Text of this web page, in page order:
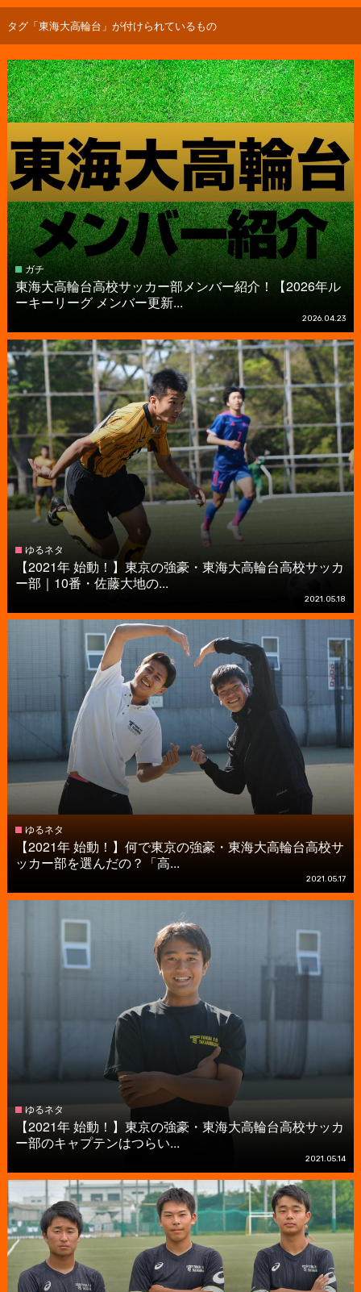
タグ「東海大高輪台」が付けられているもの
ガチ
東海大高輪台高校サッカー部メンバー紹介！【2026年ル
ーキーリーグ メンバー更新...
2026.04.23
ゆるネタ
【2021年 始動！】東京の強豪・東海大高輪台高校サッカ
ー部｜10番・佐藤大地の...
2021.05.18
ゆるネタ
【2021年 始動！】何で東京の強豪・東海大高輪台高校サ
ッカー部を選んだの？「高...
2021.05.17
ゆるネタ
【2021年 始動！】東京の強豪・東海大高輪台高校サッカ
ー部のキャプテンはつらい...
2021.05.14